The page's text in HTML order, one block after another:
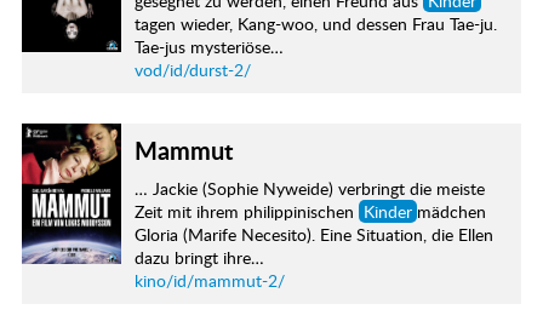
tagen wieder, Kang-woo, und dessen Frau Tae-ju.
Tae-jus mysteriöse…
vod/id/durst-2/
Mammut
… Jackie (Sophie Nyweide) verbringt die meiste
Zeit mit ihrem philippinischen Kinder mädchen
Gloria (Marife Necesito). Eine Situation, die Ellen
dazu bringt ihre…
kino/id/mammut-2/